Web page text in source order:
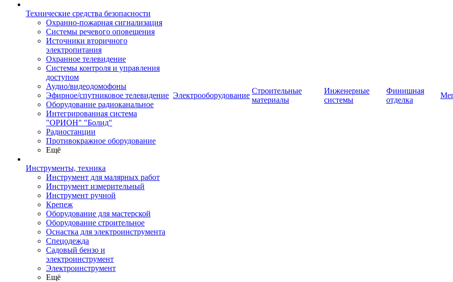
Технические средства безопасности
Охранно-пожарная сигнализация
Системы речевого оповещения
Источники вторичного
электропитания
Охранное телевидение
Системы контроля и управления
доступом
Аудио/видеодомофоны
Эфирное/спутниковое телевидение
Оборудование радиоканальное
Интегрированная система
"ОРИОН" "Болид"
Радиостанции
Противокражное оборудование
Ещё
Инструменты, техника
Инструмент для малярных работ
Инструмент измерительный
Инструмент ручной
Крепеж
Оборудование для мастерской
Оборудование строительное
Оснастка для электроинструмента
Спецодежда
Садовый бензо и
электроинструмент
Электроинструмент
Ещё
Электрооборудование
Строительные
материалы
Инженерные
системы
Финишная
отделка